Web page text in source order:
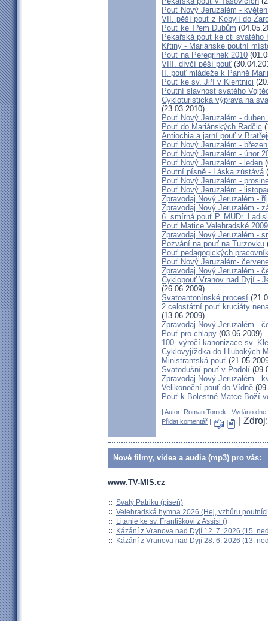
Pouť Nový Jeruzalém -
VII. pěší pouť z Kobylí do
Pouť ke Třem Dubům
Pekařská pouť ke cti svatého
Křtiny - Mariánské poutní
Pouť na Peregrinek 2010
VIII. dívčí pěší pouť
II. pouť mládeže k Panně
Pouť ke sv. Jiří v Klentnici
Poutní slavnost svatého
Cykloturistická výprava na
(23.03.2010)
Pouť Nový Jeruzalém - duben
Pouť do Mariánských Radčic
Antiochia a jarní pouť v
Pouť Nový Jeruzalém -
Pouť Nový Jeruzalém - únor
Pouť Nový Jeruzalém - leden
Poutní písně - Láska zůstává
Pouť Nový Jeruzalém -
Pouť Nový Jeruzalém -
Zpravodaj Nový Jeruzalém -
Zpravodaj Nový Jeruzalém -
6. smírná pouť P. MUDr.
Pouť Matice Velehradské 2009
Zpravodaj Nový Jeruzalém -
Pozvání na pouť na Turzovku
Pouť pedagogických
Pouť Nový Jeruzalém-
Zpravodaj Nový Jeruzalém -
Cyklopouť Vranov nad Dyjí -
(26.06.2009)
Svatoantonínské procesí
2.celostátní pouť kruciáty
(13.06.2009)
Zpravodaj Nový Jeruzalém -
Pouť pro chlapy (03.06.2009)
100. výročí kanonizace sv.
Cyklovyjíždka do Hlubokých
Ministrantská pouť
Svatodušní pouť v Podolí
Zpravodaj Nový Jeruzalém -
Velikonoční pouť do Vídně
Pouť k Bolestné Matce Boží
| Autor: Roman Tomek | Vydáno
Přidat komentář | |
Nové filmy, videa a audia (mp3) pro vás:
www.TV-MIS.cz
:: Svatý Patriku (píseň)
:: Velehradská hymna 2026 (Hej, vzhůru
:: Litanie ke sv. Františkovi z Assisi ()
:: Kázání z Vranova nad Dyjí 12. 7. 2026 (15.
:: Kázání z Vranova nad Dyjí 28. 6. 2026 (13.